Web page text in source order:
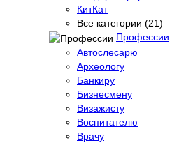
КитКат
Все категории (21)
Профессии
Автослесарю
Археологу
Банкиру
Бизнесмену
Визажисту
Воспитателю
Врачу